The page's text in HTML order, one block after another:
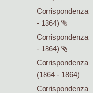
Corrispondenza
- 1864)
Corrispondenza
- 1864)
Corrispondenza
(1864 - 1864)
Corrispondenza